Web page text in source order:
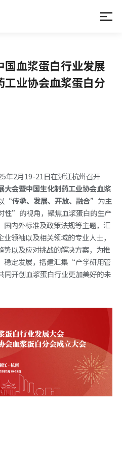
血浆蛋白行业发展
业协会血浆蛋白分
年2月19-21日在浙江杭州召开
大会暨中国生化制药工业协会血浆
“传承、发展、开放、融合”为主
性”的视角，聚焦血浆蛋白的生产
国内外标准及政策法规等主题，汇
领袖以及相关领域的专业人士，
以及应对挑战的解决方案，为推
稳定发展，搭建汇集“产学研用管
开创血浆蛋白行业更加美好的未